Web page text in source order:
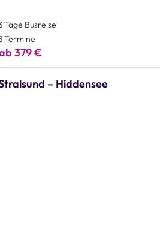
Tage Busreise
Termine
379 €
hinzufügen– Hiddensee